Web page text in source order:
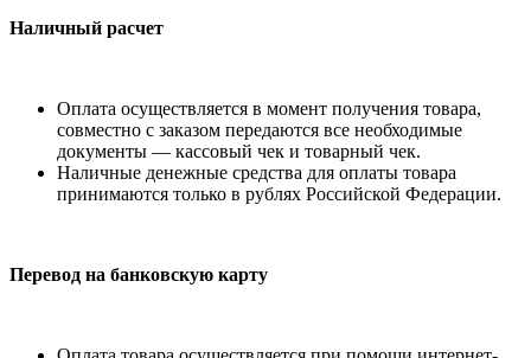
Наличный расчет
Оплата осуществляется в момент получения товара,
совместно с заказом передаются все необходимые
документы — кассовый чек и товарный чек.
Наличные денежные средства для оплаты товара
принимаются только в рублях Российской Федерации.
Перевод на банковскую карту